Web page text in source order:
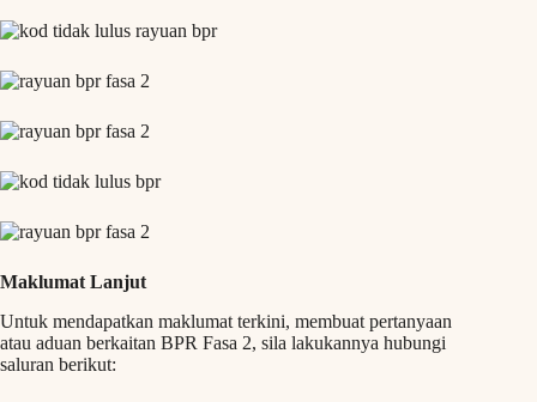
Maklumat Lanjut
Untuk mendapatkan maklumat terkini, membuat pertanyaan
atau aduan berkaitan BPR Fasa 2, sila lakukannya hubungi
saluran berikut: